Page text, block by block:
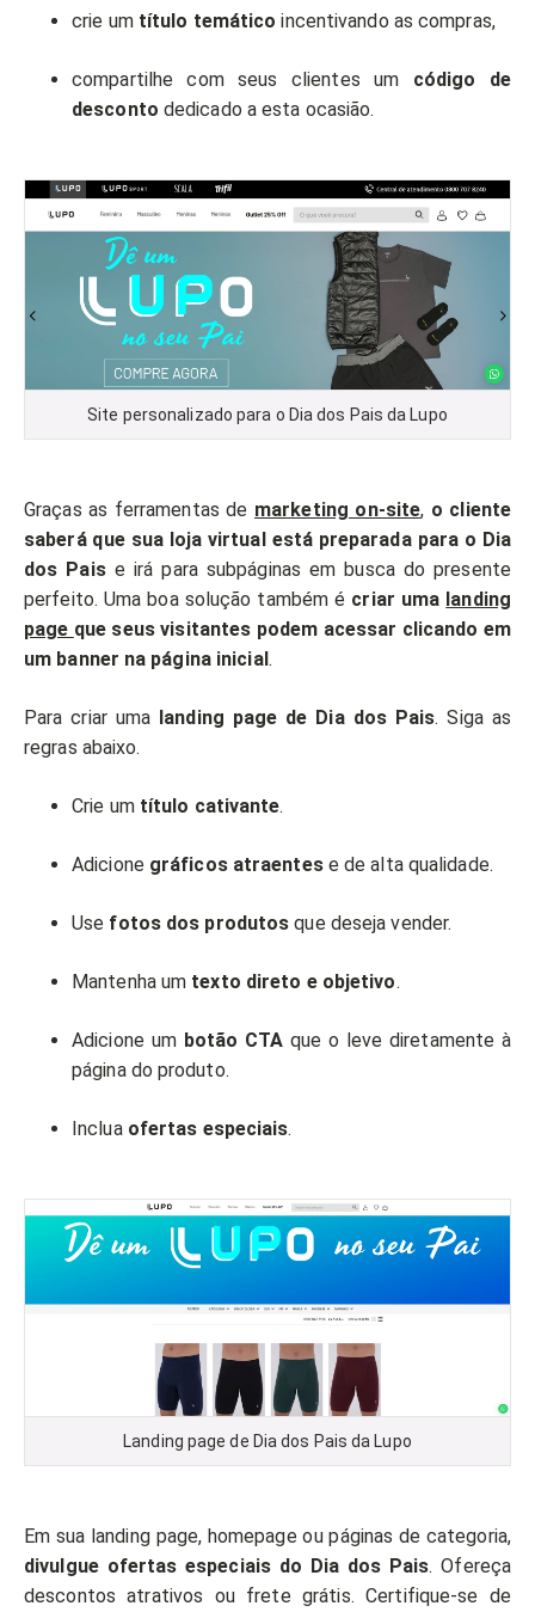
crie umtítulo temático incentivando as compras,
compartilhe com seus clientes um código de
desconto dedicado a esta ocasião.
Site personalizado para o Dia dos Pais da Lupo
Graças as ferramentas de marketing on-site, o cliente
saberá que sua loja virtual está preparada para o Dia
dos Paise irá para subpáginas em busca do presente
perfeito. Uma boa solução também é criar uma landing
page que seus visitantes podem acessar clicando em
um banner na página inicial.
Para criar uma landing page de Dia dos Pais. Siga as
regras abaixo.
Crie um título cativante.
Adicionegráficos atraentese de alta qualidade.
Use fotos dos produtos que deseja vender.
Mantenha um texto direto e objetivo.
Adicione um botão CTA que o leve diretamente à
página do produto.
Incluaofertas especiais.
Landing page de Dia dos Pais da Lupo
Em sua landing page, homepage ou páginas de categoria,
divulgue ofertas especiais do Dia dos Pais. Ofereça
descontos atrativos ​​ou frete grátis. Certifique-se de